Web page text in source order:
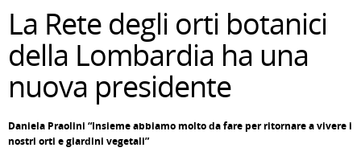
La Rete degli orti botanici
della Lombardia ha una
nuova presidente
Daniela Praolini “Insieme abbiamo molto da fare per ritornare a vivere i
nostri orti e giardini vegetali”